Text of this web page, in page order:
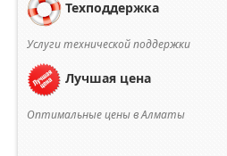
Техподдержка
Услуги технической поддержки
Лучшая цена
Оптимальные цены в Алматы